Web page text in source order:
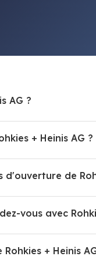
AG ?
+ Heinis AG ?
d'ouverture de
vous avec
+ Heinis